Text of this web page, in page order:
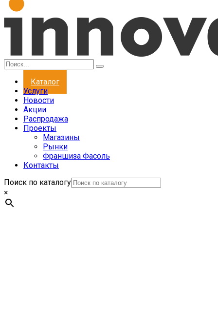
Каталог
Услуги
Новости
Акции
Распродажа
Проекты
Магазины
Рынки
Франшиза Фасоль
Контакты
Поиск по каталогу
×